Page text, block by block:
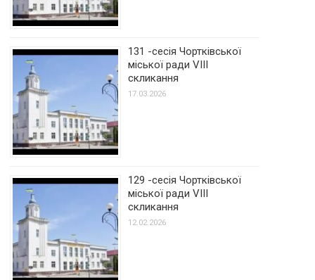
131 -сесія Чортківської
міської ради VIII
скликання
17.03.2026
129 -сесія Чортківської
міської ради VIII
скликання
12.02.2026